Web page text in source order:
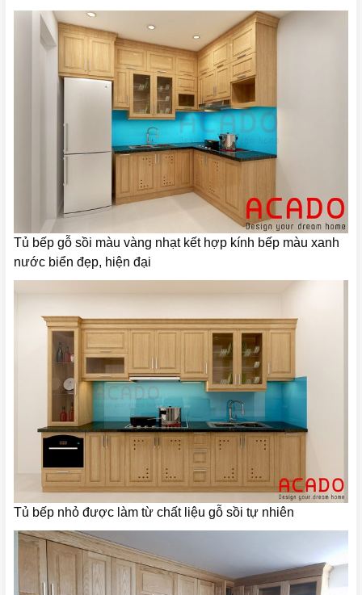
Tủ bếp gỗ sồi màu vàng nhạt kết hợp kính bếp màu xanh
nước biển đẹp, hiện đại
Tủ bếp nhỏ được làm từ chất liệu gỗ sồi tự nhiên